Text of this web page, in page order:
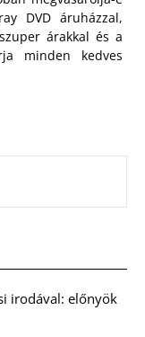
DVD áruházzal,
árakkal és a
minden kedves
irodával: előnyök